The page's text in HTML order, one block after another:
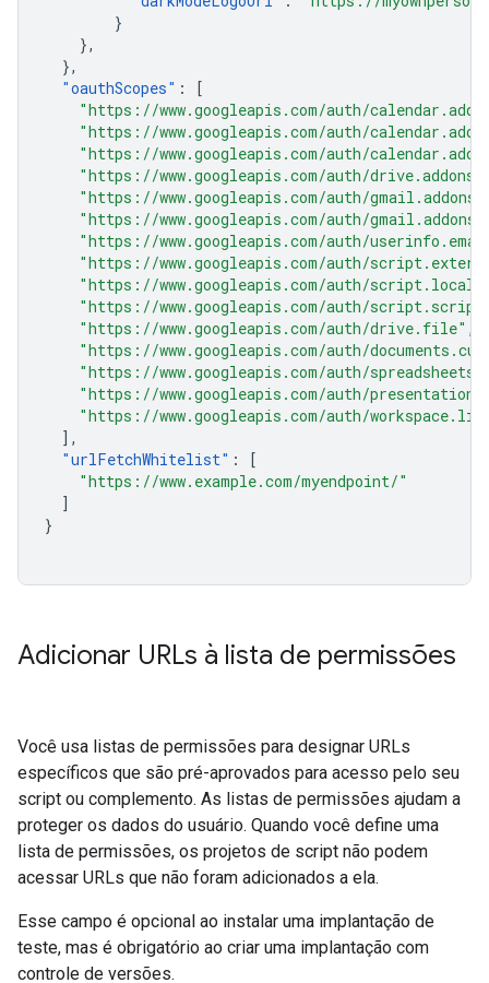
}
},
},
"oauthScopes" :
[
"https://www.googleapis.com/auth/
"https://www.googleapis.com/auth/
"https://www.googleapis.com/auth/
"https://www.googleapis.com/auth/
"https://www.googleapis.com/auth/
"https://www.googleapis.com/auth/
"https://www.googleapis.com/auth/
"https://www.googleapis.com/auth/
"https://www.googleapis.com/auth/
"https://www.googleapis.com/auth/
"https://www.googleapis.com/auth/drive.file" ,
"https://www.googleapis.com/auth/
"https://www.googleapis.com/auth/
"https://www.googleapis.com/auth/
"https://www.googleapis.com/auth/
],
"urlFetchWhitelist" :
[
"https://www.example.com/myendpoint/"
]
}
Adicionar URLs à lista de permissões
Você usa listas de permissões para designar URLs
específicos que são pré-aprovados para acesso pelo seu
script ou complemento. As listas de permissões ajudam a
proteger os dados do usuário. Quando você define uma
lista de permissões, os projetos de script não podem
acessar URLs que não foram adicionados a ela.
Esse campo é opcional ao instalar uma implantação de
teste, mas é obrigatório ao criar uma implantação com
controle de versões.